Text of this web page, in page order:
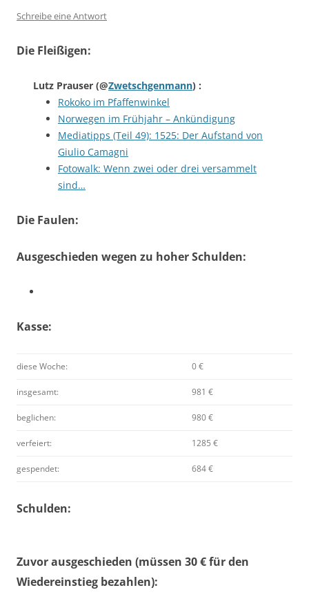
Schreibe eine Antwort
Die Fleißigen:
Lutz Prauser (@Zwetschgenmann) :
Rokoko im Pfaffenwinkel
Norwegen im Frühjahr – Ankündigung
Mediatipps (Teil 49): 1525: Der Aufstand von
Giulio Camagni
Fotowalk: Wenn zwei oder drei versammelt
sind…
Die Faulen:
Ausgeschieden wegen zu hoher Schulden:
Kasse:
diese Woche: 0 €
insgesamt: 981 €
beglichen: 980 €
verfeiert: 1285 €
gespendet: 684 €
Schulden:
Zuvor ausgeschieden (müssen 30 € für den
Wiedereinstieg bezahlen):